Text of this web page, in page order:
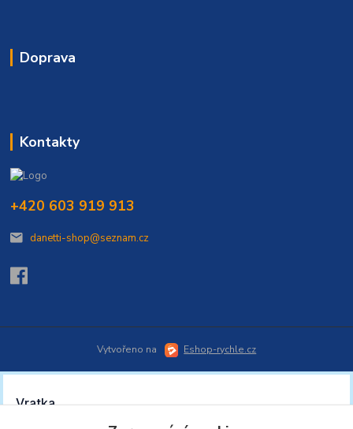
Doprava
Kontakty
+420 603 919 913
danetti-shop@seznam.cz
Vytvořeno na Eshop-rychle.cz